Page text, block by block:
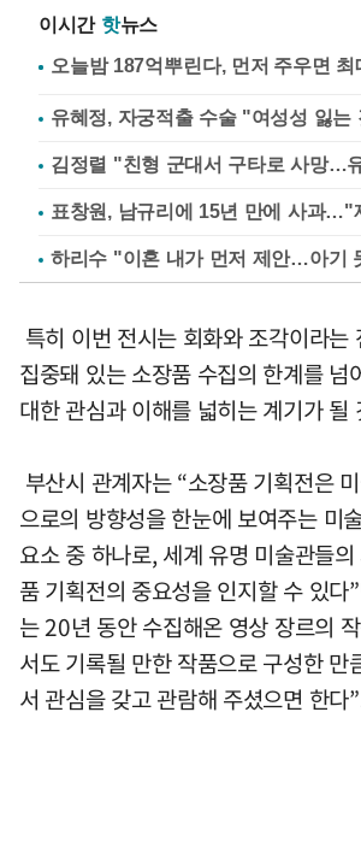
이시간 핫뉴스
유혜정, 자궁적출 수술 "여성성 잃
김정렬 "친형 군대서 구타로 사망…
표창원, 남규리에 15년 만에 사과…"
하리수 "이혼 내가 먼저 제안…아기
특히 이번 전시는 회화와 조각이라는
집중돼 있는 소장품 수집의 한계를 넘
대한 관심과 이해를 넓히는 계기가 될
부산시 관계자는 “소장품 기획전은
으로의 방향성을 한눈에 보여주는 미
요소 중 하나로, 세계 유명 미술관들
품 기획전의 중요성을 인지할 수 있다
는 20년 동안 수집해온 영상 장르의
서도 기록될 만한 작품으로 구성한 만
서 관심을 갖고 관람해 주셨으면 한다